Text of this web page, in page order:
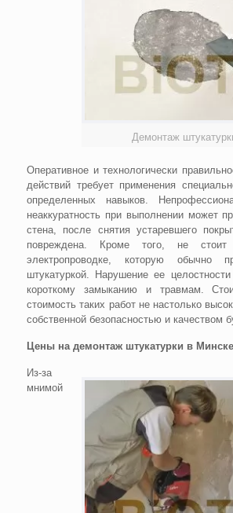
Демонтаж
Оперативное и технологически
действий требует применения
определенных навыков.
неаккуратность при выполнении может
стена, после снятия устаревшего
повреждена. Кроме того, не
электропроводке, которую обычно
штукатуркой. Нарушение ее
короткому замыканию и травмам.
стоимость таких работ не настолько
собственной безопасностью и качеством
Цены на демонтаж штукатурки в Минске
Из-за
мнимой